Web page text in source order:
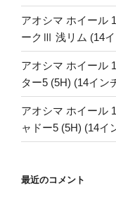
アオシマ ホイール
ークⅢ 浅リム (14
アオシマ ホイール
ター5 (5H) (14イン
アオシマ ホイール
ャドー5 (5H) (14イ
最近のコメント